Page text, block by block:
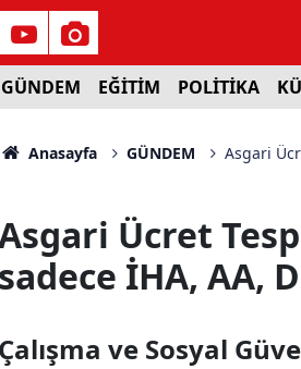
GÜNDEM EĞİTİM POLİTİKA
Anasayfa GÜNDEM Asgari
Ücret
sadece İHA, AA,
Çalışma ve Sosyal